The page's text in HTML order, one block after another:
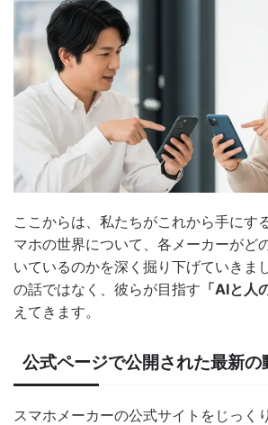
ここからは、私たちがこれから手にす
マホの世界について、各メーカーがど
いているのかを深く掘り下げていきま
の話ではなく、彼らが目指す 「AIと人
えてきます。
公式ページで公開された最新の
スマホメーカーの公式サイトをじっく